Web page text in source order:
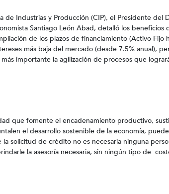
de Industrias y Producción (CIP), el Presidente del
Santiago León Abad, detalló los beneficios
de los plazos de financiamiento (Activo Fijo
más baja del mercado (desde 7.5% anual),
importante la agilización de procesos que
que fomente el encadenamiento productivo,
el desarrollo sostenible de la economía,
solicitud de crédito no es necesaria ninguna
la asesoría necesaria, sin ningún tipo de